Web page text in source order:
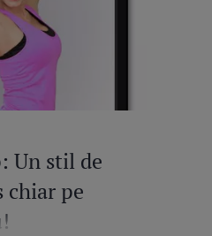
Un stil de
chiar pe